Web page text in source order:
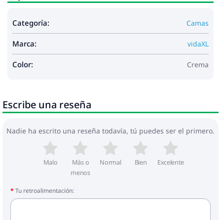
Firmeza: Media
Dimensiones: 160 x 200 x 20 cm (ancho x largo
x alto)
Colchón superior topper:
Material: Tela (100% poliéster)
Funda extraíble y lavable
1 x Estructura de cama
1 x Colchón
1 x Cubrecolchón
Categoría: Camas
Marca: vidaXL
Color: Crema
Escribe una reseña
Nadie ha escrito una reseña todavía, tú puedes ser el primero.
Malo
Más o
menos
Normal Bien Excelente
Tu retroalimentación: